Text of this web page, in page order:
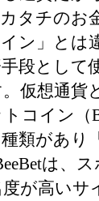
タチのお
ン」とは
段として
仮想通貨
コイン（
類があり
は、
が高いサ